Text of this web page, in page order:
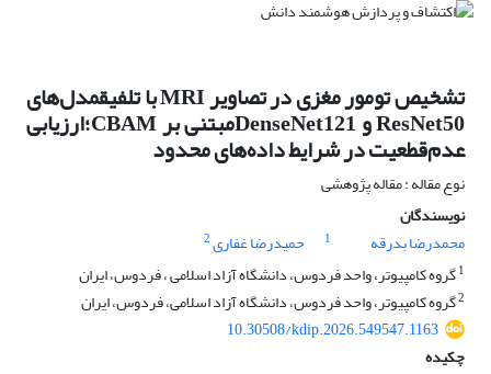
تشخیص تومور مغزی در تصاویر MRI با تلفیقمدل‌های
ResNet50 و DenseNet121مبتنی بر CBAM؛ارزیابی
عدم‌قطعیت در شرایط داده‌های محدود
نوع مقاله : مقاله پژوهشی
نویسندگان
محمدرضا بدرقه
1 حمیدرضا غفاری2
1گروه کامپیوتر، واحد فردوس، دانشگاه آزاد اسلامی ، فردوس، ایران
2گروه کامپیوتر، واحد فردوس، دانشگاه آزاد اسلامی، فردوس، ایران
10.30508/kdip.2026.549547.1163
چکیده